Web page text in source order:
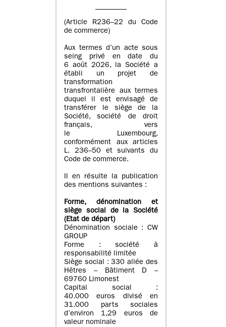
(Article R236–22 du Code
de commerce)
Aux termes d’un acte sous
seing privé en date du
6 août 2026, la Société a
établi un projet de
transformation
transfrontalière aux termes
duquel il est envisagé de
transférer le siège de la
Société, société de droit
français, vers
le Luxembourg,
conformément aux articles
L. 236–50 et suivants du
Code de commerce.
Il en résulte la publication
des mentions suivantes :
Forme, dénomination et
siège social de la Société
(Etatde départ)
Dénomination sociale : CW
GROUP
Forme : société à
responsabilité limitée
Siège social : 330 allée des
Hêtres – Bâtiment D –
69760 Limonest
Capital social :
40.000 euros divisé en
31.000 parts sociales
d’environ 1,29 euros de
valeur nominale